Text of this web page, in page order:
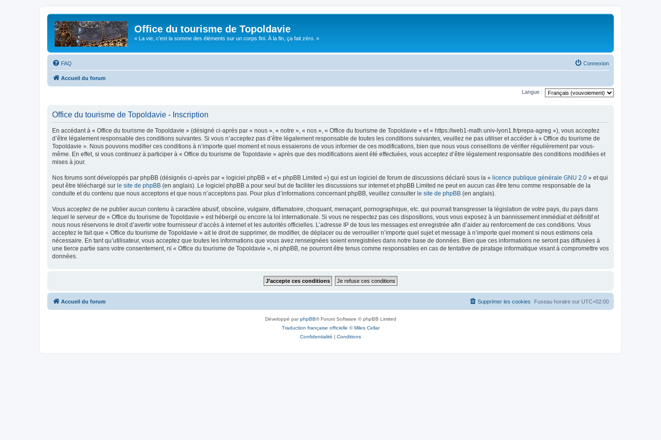
Office du tourisme de Topoldavie
« La vie, c'est la somme des éléments sur un corps fini. À la fin, ça fait zéro. »
FAQ Connexion
Accueil du forum
Langue :
Office du tourisme de Topoldavie - Inscription
En accédant à « Office du tourisme de Topoldavie » (désigné ci-après par « nous », « notre », « nos », « Office du tourisme de Topoldavie » et « https://web1-math.univ-lyon1.fr/prepa-agreg »), vous acceptez
d’être légalement responsable des conditions suivantes. Si vous n’acceptez pas d’être légalement responsable de toutes les conditions suivantes, veuillez ne pas utiliser et accéder à « Office du tourisme de
Topoldavie ». Nous pouvons modifier ces conditions à n’importe quel moment et nous essaierons de vous informer de ces modifications, bien que nous vous conseillons de vérifier régulièrement par vous-
même. En effet, si vous continuez à participer à « Office du tourisme de Topoldavie » après que des modifications aient été effectuées, vous acceptez d’être légalement responsable des conditions modifiées et
mises à jour.
Nos forums sont développés par phpBB (désignés ci-après par « logiciel phpBB » et « phpBB Limited ») qui est un logiciel de forum de discussions déclaré sous la « licence publique générale GNU 2.0 » et qui
peut être téléchargé sur le site de phpBB (en anglais). Le logiciel phpBB a pour seul but de faciliter les discussions sur internet et phpBB Limited ne peut en aucun cas être tenu comme responsable de la
conduite et du contenu que nous acceptons et que nous n’acceptons pas. Pour plus d’informations concernant phpBB, veuillez consulter le site de phpBB (en anglais).
Vous acceptez de ne publier aucun contenu à caractère abusif, obscène, vulgaire, diffamatoire, choquant, menaçant, pornographique, etc. qui pourrait transgresser la législation de votre pays, du pays dans
lequel le serveur de « Office du tourisme de Topoldavie » est hébergé ou encore la loi internationale. Si vous ne respectez pas ces dispositions, vous vous exposez à un bannissement immédiat et définitif et
nous nous réservons le droit d’avertir votre fournisseur d’accès à internet et les autorités officielles. L’adresse IP de tous les messages est enregistrée afin d’aider au renforcement de ces conditions. Vous
acceptez le fait que « Office du tourisme de Topoldavie » ait le droit de supprimer, de modifier, de déplacer ou de verrouiller n’importe quel sujet et message à n’importe quel moment si nous estimons cela
nécessaire. En tant qu’utilisateur, vous acceptez que toutes les informations que vous avez renseignées soient enregistrées dans notre base de données. Bien que ces informations ne seront pas diffusées à
une tierce partie sans votre consentement, ni « Office du tourisme de Topoldavie », ni phpBB, ne pourront être tenus comme responsables en cas de tentative de piratage informatique visant à compromettre vos
données.
Accueil du forum Fuseau horaire sur UTC+02:00
Supprimer les cookies
Développé parphpBB® Forum Software © phpBB Limited
Traduction française officielle ©Miles Cellar
Confidentialité | Conditions